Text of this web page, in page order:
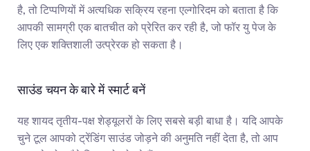
है, तो टिप्पणियों में अत्यधिक सक्रिय रहना एल्गोरिदम को बताता है कि
आपकी सामग्री एक बातचीत को प्रेरित कर रही है, जो फॉर यु पेज के
लिए एक शक्तिशाली उत्प्रेरक हो सकता है।
साउंड चयन के बारे में स्मार्ट बनें
यह शायद तृतीय-पक्ष शेड्यूलरों के लिए सबसे बड़ी बाधा है। यदि आपके
चुने टूल आपको ट्रेंडिंग साउंड जोड़ने की अनुमति नहीं देता है, तो आप